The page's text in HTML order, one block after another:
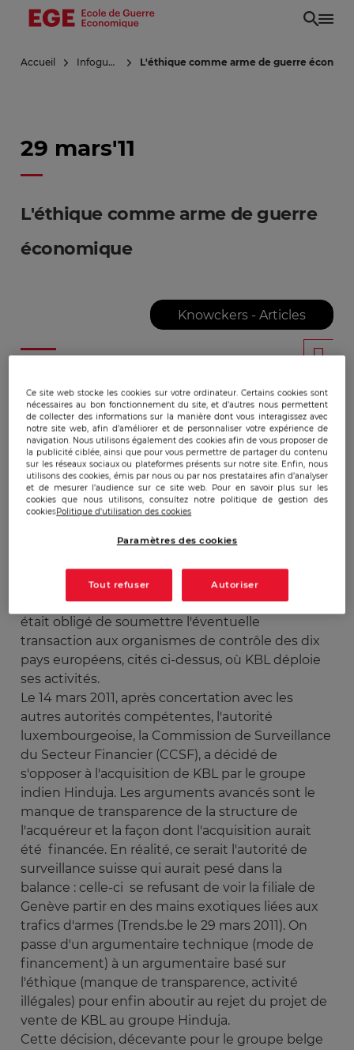
Aller
principal
Accueil Infoguerre L'éthique comme arme de guerre
29 mars'11
L'éthique comme arme de guerre
économique
Knowckers - Articles
Le 21 mai 2010, KBC avait annoncé la cession de
sa filiale KBL European Private Bankers au
groupe indien Hinduja pour 1,35 milliard d'euros.
KBC est un célèbre groupe financier belge de
bancassurance. KBL est le réseau européen de
implanté dans neuf autres pays européens
(Allemagne, Belgique, Espagne, France, Grande-
Bretagne, Monaco, Pays-Bas, Pologne et Suisse).
Pour pouvoir acquérir KBL, le groupe Hinduja
était obligé de soumettre l'éventuelle
transaction aux organismes de contrôle des dix
pays européens, cités ci-dessus, où KBL déploie
ses activités.
Le 14 mars 2011, après concertation avec les
autres autorités compétentes, l'autorité
luxembourgeoise, la Commission de Surveillance
du Secteur Financier (CCSF), a décidé de
s'opposer à l'acquisition de KBL par le groupe
indien Hinduja. Les arguments avancés sont le
manque de transparence de la structure de
l'acquéreur et la façon dont l'acquisition aurait
été financée. En réalité, ce serait l'autorité de
surveillance suisse qui aurait pesé dans la
balance : celle-ci se refusant de voir la filiale de
Genève partir en des mains exotiques liées aux
trafics d'armes (Trends.be le 29 mars 2011). On
passe d'un argumentaire technique (mode de
financement) à un argumentaire basé sur
l'éthique (manque de transparence, activité
illégales) pour enfin aboutir au rejet du projet de
vente de KBL au groupe Hinduja.
Cette décision, décevante pour le groupe belge
Ce site web stocke les cookies sur votre ordinateur. Certains cookies sont
nécessaires au bon fonctionnement du site, et d’autres nous permettent
de collecter des informations sur la manière dont vous interagissez avec
notre site web, afin d’améliorer et de personnaliser votre expérience de
navigation. Nous utilisons également des cookies afin de vous proposer de
la publicité ciblée, ainsi que pour vous permettre de partager du contenu
sur les réseaux sociaux ou plateformes présents sur notre site. Enfin, nous
utilisons des cookies, émis par nous ou par nos prestataires afin d’analyser
et de mesurer l’audience sur ce site web. Pour en savoir plus sur les
cookies que nous utilisons, consultez notre politique de gestion des
cookiesPolitique d'utilisation des cookies
Paramètres des cookies
Tout refuser Autoriser